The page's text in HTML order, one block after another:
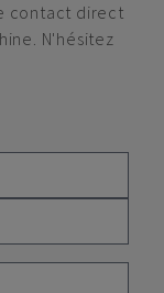
contact direct
N'hésitez